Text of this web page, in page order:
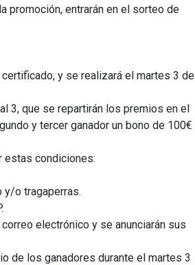
promoción, entrarán en el sorteo de
y se realizará el martes 3 de
3, que se repartirán los premios en el
y tercer ganador un bono de 100€
estas condiciones:
y/o tragaperras.
electrónico y se anunciarán sus
de los ganadores durante el martes 3